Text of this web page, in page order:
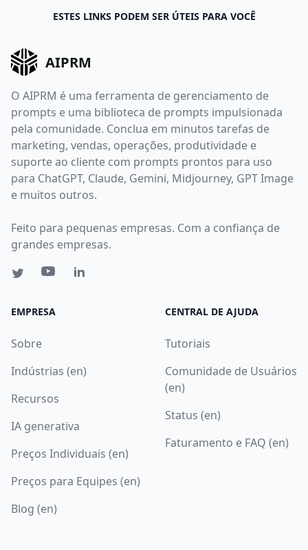
ESTES LINKS PODEM SER ÚTEIS PARA VOCÊ
AIPRM
O AIPRM é uma ferramenta de gerenciamento de
prompts e uma biblioteca de prompts impulsionada
pela comunidade. Conclua em minutos tarefas de
marketing, vendas, operações, produtividade e
suporte ao cliente com prompts prontos para uso
para ChatGPT, Claude, Gemini, Midjourney, GPT Image
e muitos outros.
Feito para pequenas empresas. Com a confiança de
grandes empresas.
EMPRESA
Sobre
Indústrias (en)
Recursos
IA generativa
Preços Individuais (en)
Preços para Equipes (en)
Blog (en)
CENTRAL DE AJUDA
Tutoriais
Comunidade de Usuários
(en)
Status (en)
Faturamento e FAQ (en)